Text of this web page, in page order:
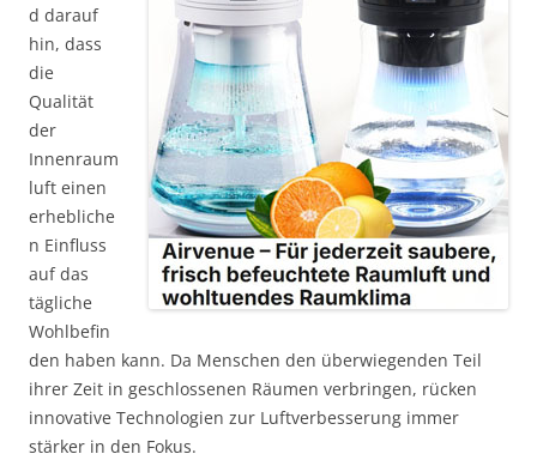
d darauf
hin, dass
die
Qualität
der
Innenraum
luft einen
erhebliche
n Einfluss
auf das
tägliche
Wohlbefin
den haben kann. Da Menschen den überwiegenden Teil
ihrer Zeit in geschlossenen Räumen verbringen, rücken
innovative Technologien zur Luftverbesserung immer
stärker in den Fokus.